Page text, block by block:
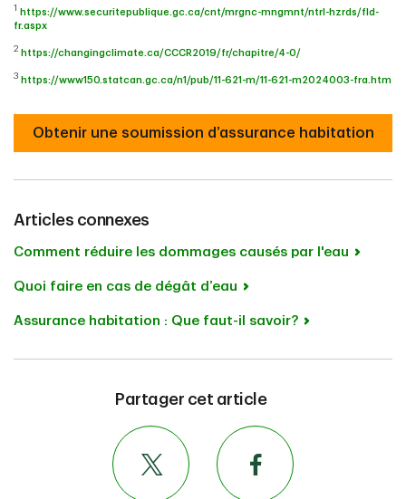
1
https://www.securitepublique.gc.ca/cnt/mrgnc-mngmnt/ntrl-hzrds/fld-
fr.aspx
2 https://changingclimate.ca/CCCR2019/fr/chapitre/4-0/
3 https://www150.statcan.gc.ca/n1/pub/11-621-m/11-621-m2024003-fra.htm
Obtenir une soumission d’assurance habitation
Articles connexes
Comment réduire les dommages causés par l'eau
Quoi faire en cas de dégât d’eau
Assurance habitation : Que faut-il savoir?
Partager cet article